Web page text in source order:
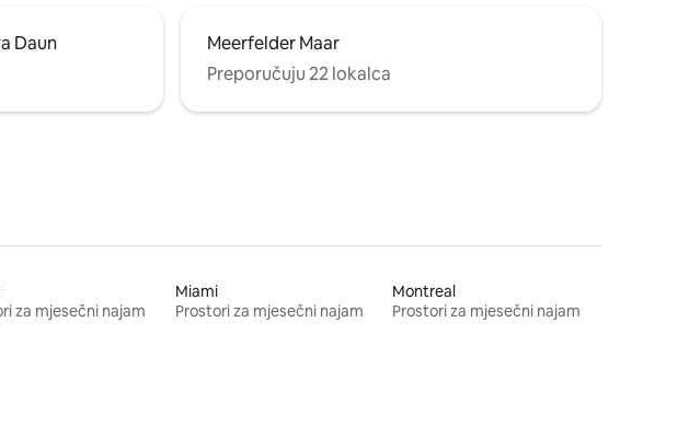
Daun
Meerfelder Maar
Preporučuju 22 lokalca
za mjesečni najam
Miami
Prostori za mjesečni najam
Montreal
Prostori za mjesečni najam